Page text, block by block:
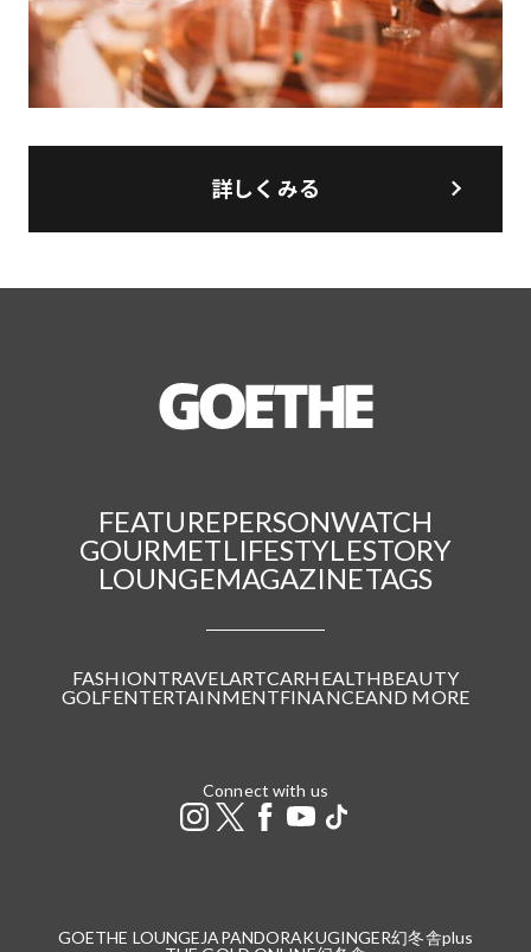
詳しくみる
FEATUREPERSONWATCH
GOURMETLIFESTYLESTORY
LOUNGEMAGAZINETAGS
FASHIONTRAVELARTCARHEALTHBEAUTY
GOLFENTERTAINMENTFINANCEAND MORE
Connect with us
GOETHE LOUNGE JAPANDORAKUGINGER幻冬舎plus